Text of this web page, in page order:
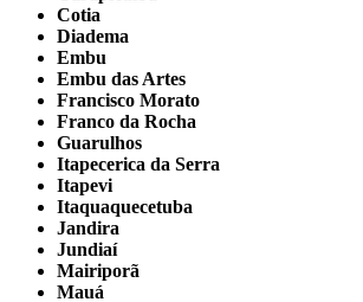
Cotia
Diadema
Embu
Embu das Artes
Francisco Morato
Franco da Rocha
Guarulhos
Itapecerica da Serra
Itapevi
Itaquaquecetuba
Jandira
Jundiaí
Mairiporã
Mauá